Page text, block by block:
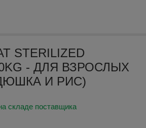
STERILIZED
- ДЛЯ ВЗРОСЛЫХ
И РИС)
складе поставщика